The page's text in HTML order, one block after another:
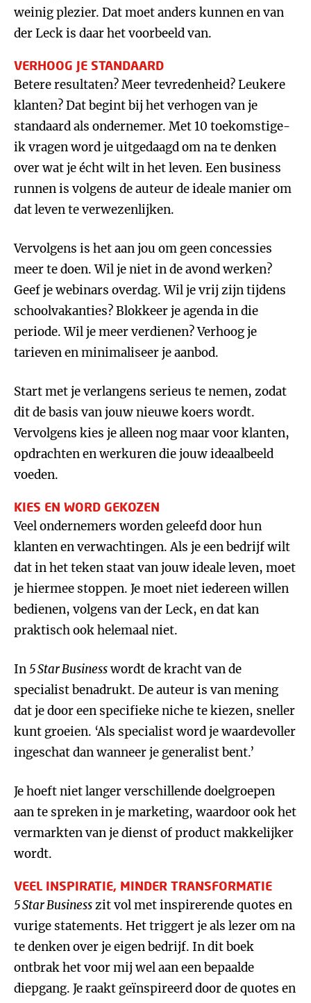
weinig plezier. Dat moet anders kunnen en van
der Leck is daar het voorbeeld van.
VERHOOG JE STANDAARD
Betere resultaten? Meer tevredenheid? Leukere
klanten? Dat begint bij het verhogen van je
standaard als ondernemer. Met 10 toekomstige-
ik vragen word je uitgedaagd om na te denken
over wat je écht wilt in het leven. Een business
runnen is volgens de auteur de ideale manier om
dat leven te verwezenlijken.
Vervolgens is het aan jou om geen concessies
meer te doen. Wil je niet in de avond werken?
Geef je webinars overdag. Wil je vrij zijn tijdens
schoolvakanties? Blokkeer je agenda in die
periode. Wil je meer verdienen? Verhoog je
tarieven en minimaliseer je aanbod.
Start met je verlangens serieus te nemen, zodat
dit de basis van jouw nieuwe koers wordt.
Vervolgens kies je alleen nog maar voor klanten,
opdrachten en werkuren die jouw ideaalbeeld
voeden.
KIES EN WORD GEKOZEN
Veel ondernemers worden geleefd door hun
klanten en verwachtingen. Als je een bedrijf wilt
dat in het teken staat van jouw ideale leven, moet
je hiermee stoppen. Je moet niet iedereen willen
bedienen, volgens van der Leck, en dat kan
praktisch ook helemaal niet.
In5 Star Businesswordt de kracht van de
specialist benadrukt. De auteur is van mening
dat je door een specifieke niche te kiezen, sneller
kunt groeien. ‘Als specialist word je waardevoller
ingeschat dan wanneer je generalist bent.’
Je hoeft niet langer verschillende doelgroepen
aan te spreken in je marketing, waardoor ook het
vermarkten van je dienst of product makkelijker
wordt.
VEEL INSPIRATIE, MINDER TRANSFORMATIE
5 Star Businesszit vol met inspirerende quotes en
vurige statements. Het triggert je als lezer om na
te denken over je eigen bedrijf. In dit boek
ontbrak het voor mij wel aan een bepaalde
diepgang. Je raakt geïnspireerd door de quotes en